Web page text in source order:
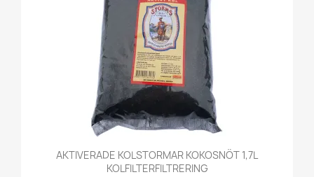
AKTIVERADE KOLSTORMAR KOKOSNÖT 1,7L
KOLFILTERFILTRERING